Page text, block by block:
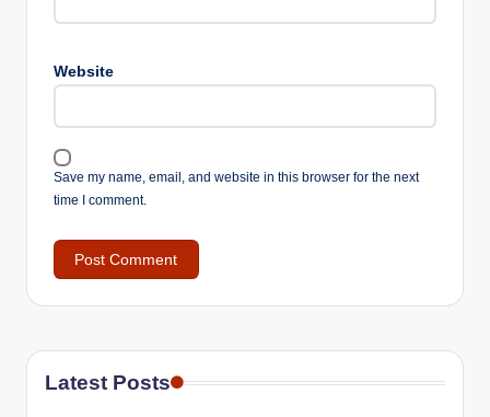
Website
Save my name, email, and website in this browser for the next
time I comment.
Latest Posts